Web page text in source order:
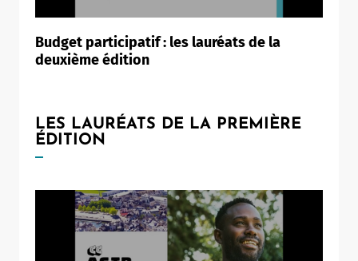
Budget participatif : les lauréats de la
deuxième édition
LES LAURÉATS DE LA PREMIÈRE
ÉDITION